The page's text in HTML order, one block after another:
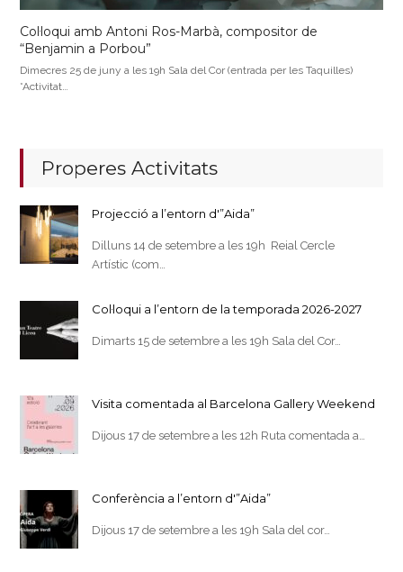
Col·loqui amb Antoni Ros-Marbà, compositor de
“Benjamin a Porbou”
Dimecres 25 de juny a les 19h Sala del Cor (entrada per les Taquilles)
*Activitat…
Properes Activitats
Projecció a l’entorn d'”Aida”
Dilluns 14 de setembre a les 19h Reial Cercle
Artístic (com…
Col·loqui a l’entorn de la temporada 2026-2027
Dimarts 15 de setembre a les 19h Sala del Cor…
Visita comentada al Barcelona Gallery Weekend
Dijous 17 de setembre a les 12h Ruta comentada a…
Conferència a l’entorn d'”Aida”
Dijous 17 de setembre a les 19h Sala del cor…